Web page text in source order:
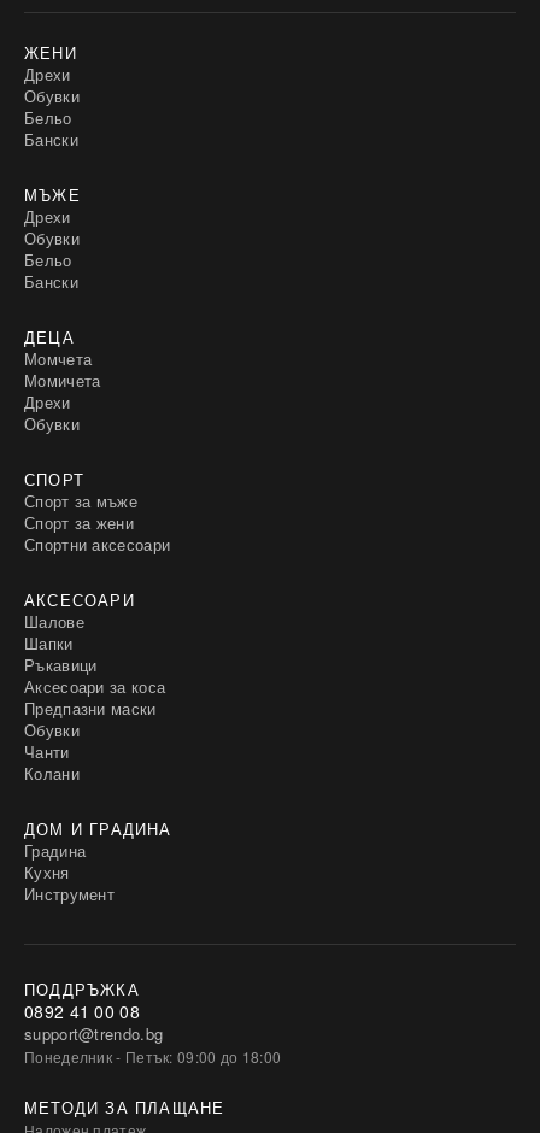
ЖЕНИ
Дрехи
Обувки
Бельо
Бански
МЪЖЕ
Дрехи
Обувки
Бельо
Бански
ДЕЦА
Момчета
Момичета
Дрехи
Обувки
СПОРТ
Спорт за мъже
Спорт за жени
Спортни аксесоари
АКСЕСОАРИ
Шалове
Шапки
Ръкавици
Аксесоари за коса
Предпазни маски
Обувки
Чанти
Колани
ДОМ И ГРАДИНА
Градина
Кухня
Инструмент
ПОДДРЪЖКА
0892 41 00 08
support@trendo.bg
Понеделник - Петък: 09:00 до 18:00
МЕТОДИ ЗА ПЛАЩАНЕ